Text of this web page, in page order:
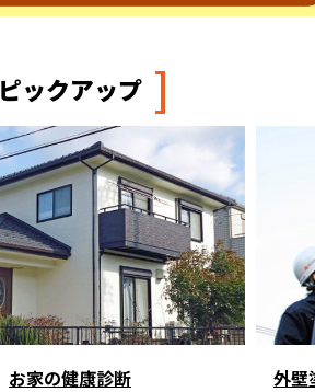
ピックアップ ]
お家の健康診断 外壁